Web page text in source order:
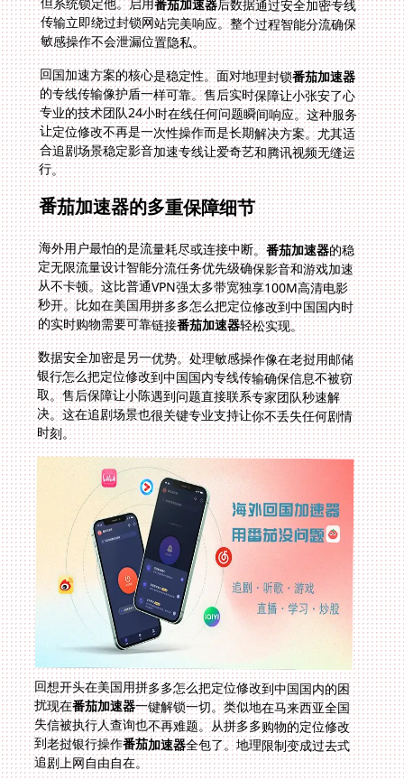
番茄加速器后数据通过安全加密专线
传输立即绕过封锁网站完美响应。整个过程智能分流确保
敏感操作不会泄漏位置隐私。
回国加速方案的核心是稳定性。面对地理封锁番茄加速器
的专线传输像护盾一样可靠。售后实时保障让小张安了心
专业的技术团队24小时在线任何问题瞬间响应。这种服务
让定位修改不再是一次性操作而是长期解决方案。尤其适
合追剧场景稳定影音加速专线让爱奇艺和腾讯视频无缝运
行。
番茄加速器的多重保障细节
海外用户最怕的是流量耗尽或连接中断。番茄加速器的稳
定无限流量设计智能分流任务优先级确保影音和游戏加速
从不卡顿。这比普通VPN强太多带宽独享100M高清电影
秒开。比如在美国用拼多多怎么把定位修改到中国国内时
的实时购物需要可靠链接番茄加速器轻松实现。
数据安全加密是另一优势。处理敏感操作像在老挝用邮储
银行怎么把定位修改到中国国内专线传输确保信息不被窃
取。售后保障让小陈遇到问题直接联系专家团队秒速解
决。这在追剧场景也很关键专业支持让你不丢失任何剧情
时刻。
回想开头在美国用拼多多怎么把定位修改到中国国内的困
扰现在番茄加速器一键解锁一切。类似地在马来西亚全国
失信被执行人查询也不再难题。从拼多多购物的定位修改
到老挝银行操作番茄加速器全包了。地理限制变成过去式
追剧上网自由自在。